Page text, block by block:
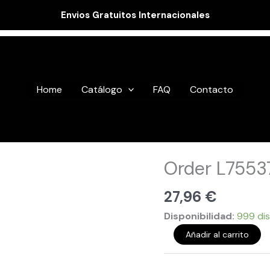
Envios Gratuitos Internacionales
Home Catálogo FAQ Contacto
Order
27,96 €
Disponibilidad: 999
L755373
cantidad
Añadir al carrito